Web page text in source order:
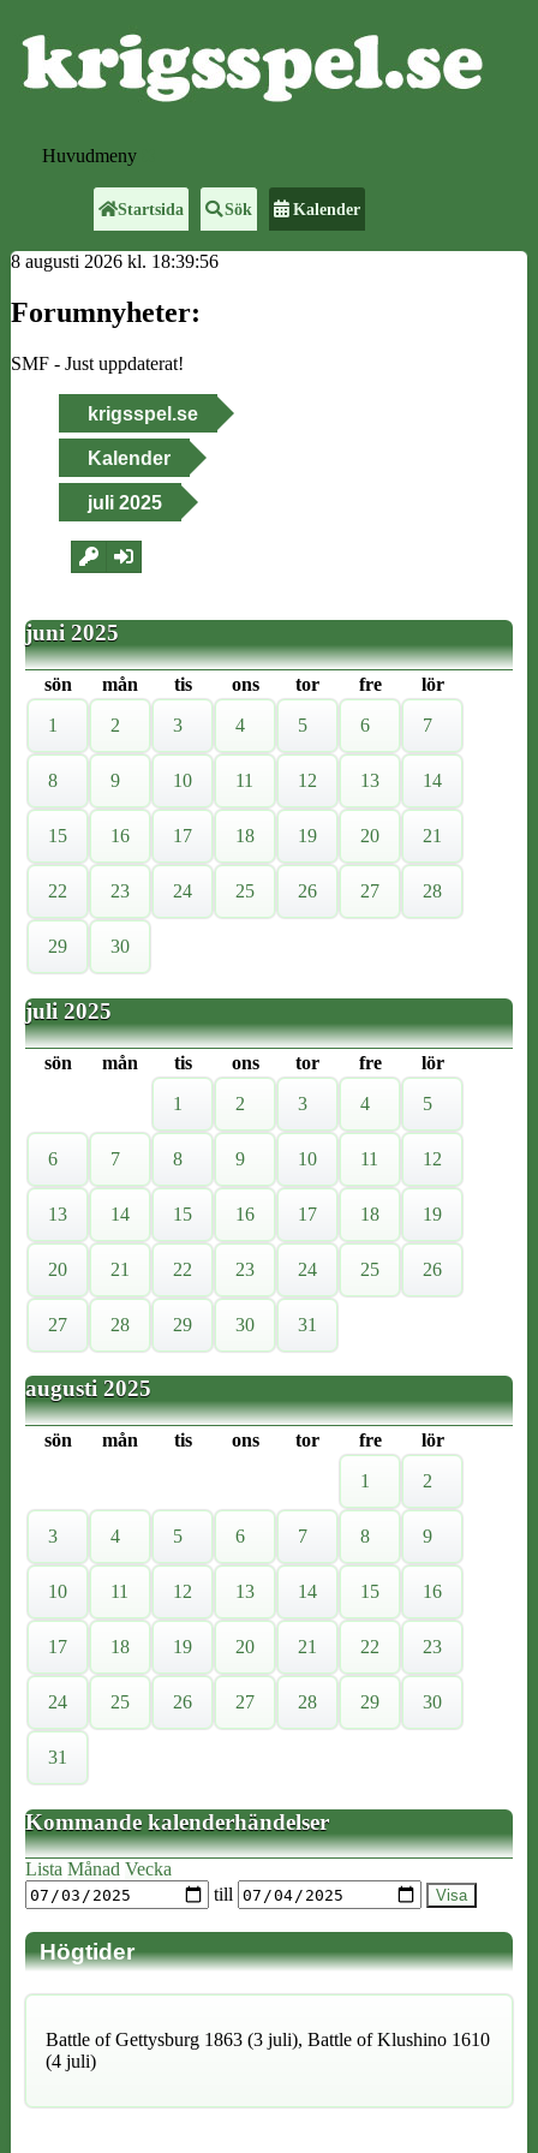
Huvudmeny
Startsida Sök Kalender
8 augusti 2026 kl. 18:39:56
Forumnyheter:
SMF - Just uppdaterat!
krigsspel.se
Kalender
juli 2025
juni 2025
sön mån tis ons tor fre
lör
1
2 3 4 5 6 7
8 9 10 11 12 13 14
15 16 17 18 19 20 21
22 23 24 25 26 27 28
29 30
juli 2025
sön mån tis ons tor fre
lör
1
2 3 4 5
6 7 8 9 10 11 12
13 14 15 16 17 18 19
20 21 22 23 24 25 26
27 28 29 30 31
augusti 2025
sön mån tis ons tor fre
lör
1
2
3 4 5 6 7 8 9
10 11 12 13 14 15 16
17 18 19 20 21 22 23
24 25 26 27 28 29 30
31
Kommande kalenderhändelser
Lista Månad Vecka
till
Högtider
Battle of Gettysburg 1863 (3 juli), Battle of Klushino 1610
(4 juli)